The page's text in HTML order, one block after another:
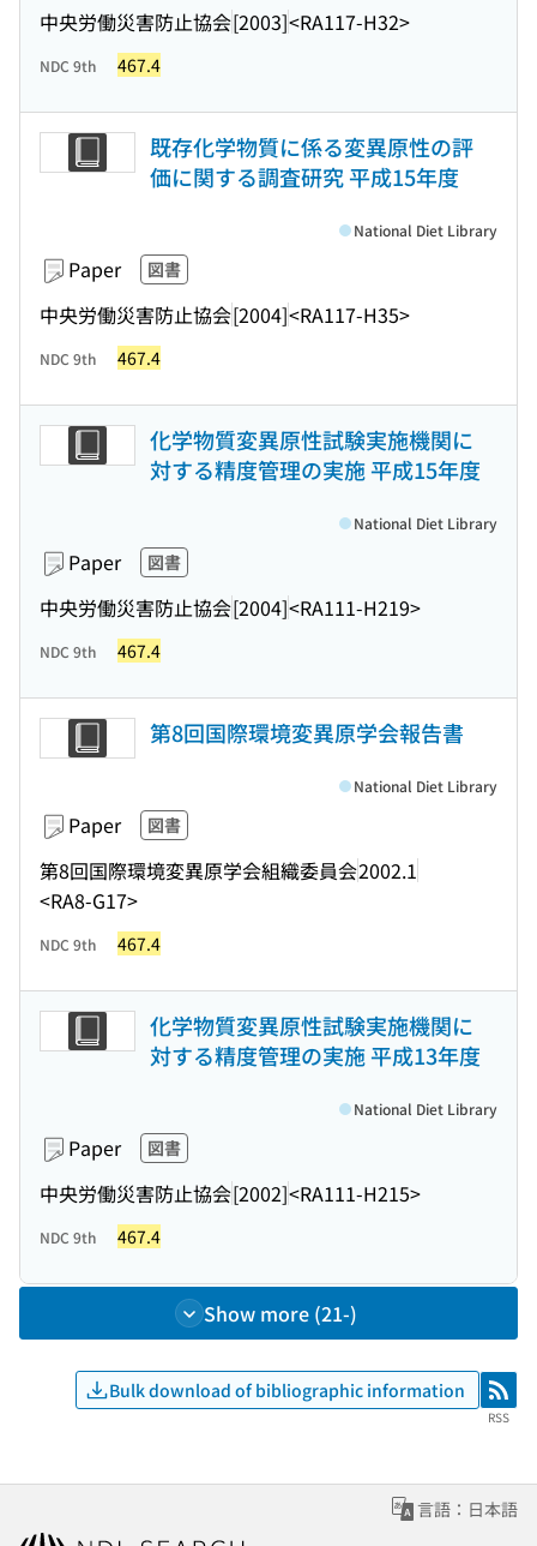
中央労働災害防止協会[2003]<RA117-H32>
NDC 9th 467.4
既存化学物質に係る変異原性の評
価に関する調査研究 平成15年度
Paper 図書
中央労働災害防止協会[2004]<RA117-H35>
National Diet Library
NDC 9th 467.4
化学物質変異原性試験実施機関に
対する精度管理の実施 平成15年度
Paper 図書
中央労働災害防止協会[2004]<RA111-H219>
National Diet Library
NDC 9th 467.4
第8回国際環境変異原学会報告書
Paper 図書
第8回国際環境変異原学会組織委員会2002.1
<RA8-G17>
National Diet Library
NDC 9th 467.4
化学物質変異原性試験実施機関に
対する精度管理の実施 平成13年度
Paper 図書
中央労働災害防止協会[2002]<RA111-H215>
National Diet Library
NDC 9th 467.4
Show more (21-)
Bulk download of bibliographic information RSS
RSS
言語：日本語